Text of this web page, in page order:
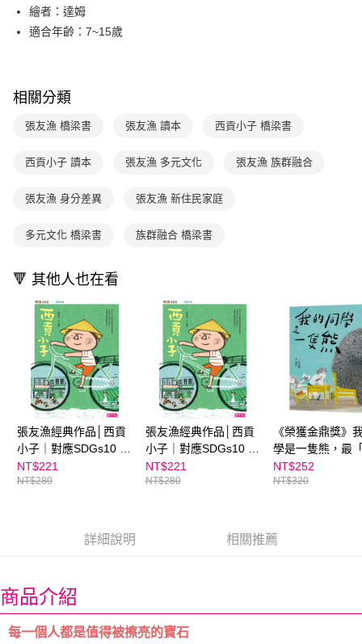
相關說明
【大哥付你分期使用說明】
1.本服務由台灣大哥大提供，台灣大哥大用戶可立即使用無須另外申請。
3.實際核准額度、可分期數及費用金額請依後續交易確認頁面所載為準。
消。如遇「轉專審核」未通過狀況，表示未達大哥付你分期系統評分，恕無
【繳款方式說明】
1.分期款項不併入電信帳單，「大哥付你分期」於每月結算日後寄送繳費提
2.透過簡訊連結打開帳單後，可選擇「超商條碼／台灣大直營門市／銀行轉
【注意事項】
用戶於交易時，得透過本服務購買商品或服務，並由商店將買賣／分期付款
買賣價金債權讓與本公司後，依約使用本公司帳單繳交帳款。
2.基於同意付款使用「大哥付你分期」之契約關係目的，商店將以您的個人
資料（包含姓名、電話或地址）提供予台灣大哥大進項蒐集、處理及利用，
由本公司與您本人進行分期帳單所需資料之確認、核對及更正。
3.完整用戶服務條款，請詳閱以下連結：https://oppay.tw/userRule
AFTEE先享後付
AFTEE先享後付是「在收到商品之後才付款」的支付方式。 讓您購物簡單
便利好安心！
１．簡單：不需註冊會員、不需綁卡、不需儲值。
２．便利：只要手機號碼，簡訊認證，即可結帳。
１．於結帳方式選擇「AFTEE先享後付」後，將跳轉至「AFTEE先享後付」
結帳頁面，進行簡訊認證並確認金額後，即可完成結帳。
３．收到繳費通知簡訊後14天內，點擊此簡訊中的連結，可透過四大超商／
購買商品的店家。未經商家同意取消之訂單仍視為有效，需透過AFTEE先享
※ 交易是否成功請以「AFTEE先享後付 」之結帳頁面顯示為準，若有關於
是否繳費成功／繳費後需取消欲退款等相關疑問，請聯繫「AFTEE先享後付
客戶支援中心」https://netprotections.freshdesk.com/support/home
【注意事項】
１．透過由恩沛科技股份有限公司提供之「AFTEE先享後付」服務完成之交
易，需依本服務之必要範圍內提供個人資料，並將交易相關給付款項請求債
權轉讓予恩沛科技股份有限公司。
２．關於個人資料處理事宜，請瀏覽以下網址：
https://aftee.tw/terms/#terms3
３．未成年的使用者請事先徵得法定代理人或監護人之同意方可使用
「AFTEE先享後付」，若未經同意申辦者引起之損失，本公司不負相關責
任。
５．嚴禁一人註冊多個帳號或使用他人資訊註冊。若發現惡意使用之情形，
ATM付款
運送方式
付款後7-11取貨
每筆NT$70，滿NT$800(含以上)免運費
每筆NT$70，滿NT$800(含以上)免運費
離島宅配（澎湖、金門、馬祖、小琉球；不適用於郵局i郵箱）
每筆NT$200
海外包裹航空運送 查看運費
繪者：達姆
適合年齡：7~15歲
相關分類
張友漁 橋梁書 張友漁 讀本 西貢小子 橋梁書
西貢小子 讀本 張友漁 多元文化 張友漁 族群融合
張友漁 身分差異 張友漁 新住民家庭
多元文化 橋梁書 族群融合 橋梁書
🔻 其他人也在看
張友漁經典作品│西貢
小子｜對應SDGs10 減
少不平等
NT$221
NT$280
張友漁經典作品│西貢
小子｜對應SDGs10 減
少不平等★ 班書推薦
NT$221
NT$280
《榮獲金鼎獎》
學是一隻熊，最
心」的生態教育
張友漁經典作品
NT$252
NT$320
詳細說明 相關推薦
商品介紹
每一個人都是值得被擦亮的寶石